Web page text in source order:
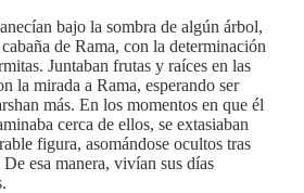
bajo la sombra de algún árbol,
de Rama, con la determinación
Juntaban frutas y raíces en las
la mirada a Rama, esperando ser
más. En los momentos en que él
cerca de ellos, se extasiaban
figura, asomándose ocultos tras
esa manera, vivían sus días